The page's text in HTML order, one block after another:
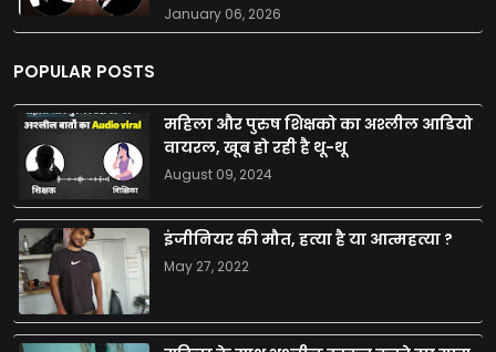
January 06, 2026
POPULAR POSTS
महिला और पुरुष शिक्षको का अश्लील आडियो
वायरल, खूब हो रही है थू-थू
August 09, 2024
इंजीनियर की मौत, हत्या है या आत्महत्या ?
May 27, 2022